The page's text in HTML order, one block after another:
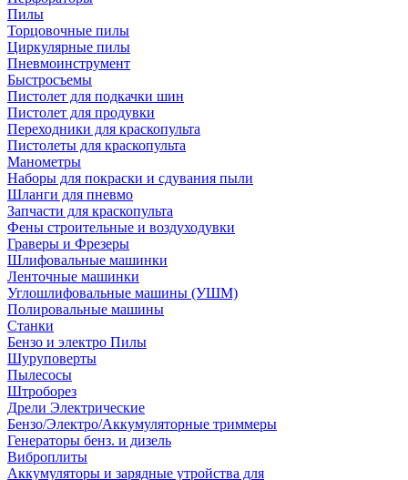
Пилы
Торцовочные пилы
Циркулярные пилы
Пневмоинструмент
Быстросъемы
Пистолет для подкачки шин
Пистолет для продувки
Переходники для краскопульта
Пистолеты для краскопульта
Манометры
Наборы для покраски и сдувания пыли
Шланги для пневмо
Запчасти для краскопульта
Фены строительные и воздуходувки
Граверы и Фрезеры
Шлифовальные машинки
Ленточные машинки
Углошлифовальные машины (УШМ)
Полировальные машины
Станки
Бензо и электро Пилы
Шуруповерты
Пылесосы
Штроборез
Дрели Электрические
Бензо/Электро/Аккумуляторные триммеры
Генераторы бенз. и дизель
Виброплиты
Аккумуляторы и зарядные утройства для